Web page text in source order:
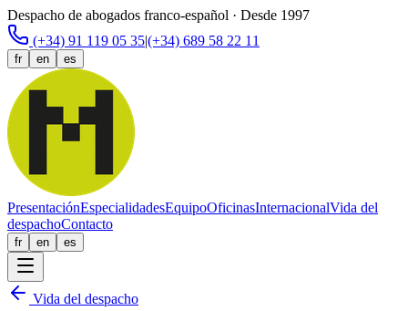
Despacho de abogados franco-español · Desde 1997
(+34) 91 119 05 35|(+34) 689 58 22 11
fr en es
PresentaciónEspecialidadesEquipoOficinasInternacionalVida del
despachoContacto
fr en es
Vida del despacho